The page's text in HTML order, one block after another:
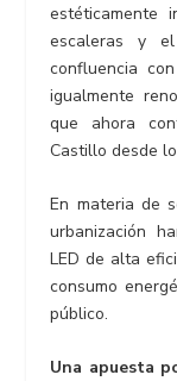
estéticamente
escaleras y
confluencia
igualmente
que ahora
Castillo desde
En materia de
urbanización
LED de alta
consumo
público.
Una apuesta